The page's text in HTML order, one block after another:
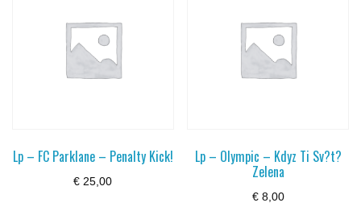
Lp – FC Parklane – Penalty Kick!
€ 25,00
Lp – Olympic – Kdyz Ti Sv?t?
Zelena
€8,00